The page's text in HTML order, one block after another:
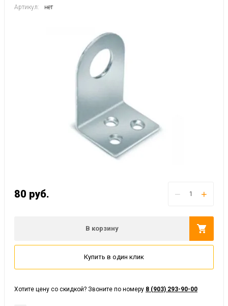
Артикул: нет
80 руб. − +
В корзину
Купить в один клик
Хотите цену со скидкой? Звоните по номеру 8 (903) 293-90-00